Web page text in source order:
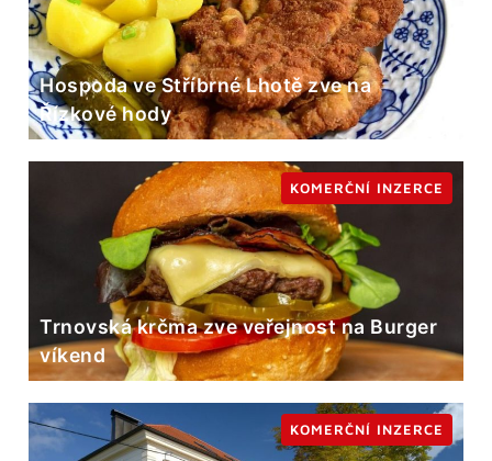
Hospoda ve Stříbrné Lhotě zve na
Řízkové hody
Trnovská krčma zve veřejnost na Burger
víkend
KOMERČNÍ INZERCE
KOMERČNÍ INZERCE